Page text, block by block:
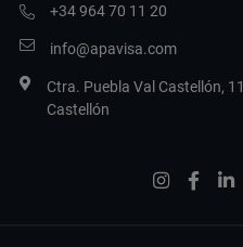
+34 964 70 11 20
info@apavisa.com
Ctra. Puebla Val Castellón,
Castellón